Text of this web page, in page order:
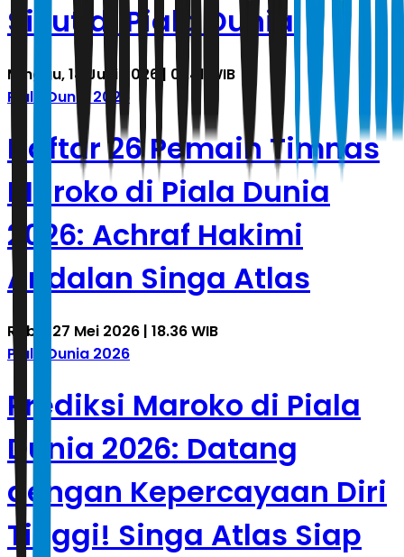
Sikut di Piala Dunia
Minggu, 14 Juni 2026 | 01.41 WIB
Piala Dunia 2026
Daftar 26 Pemain Timnas
Maroko di Piala Dunia
2026: Achraf Hakimi
Andalan Singa Atlas
Rabu, 27 Mei 2026 | 18.36 WIB
Piala Dunia 2026
Prediksi Maroko di Piala
Dunia 2026: Datang
dengan Kepercayaan Diri
Tinggi! Singa Atlas Siap